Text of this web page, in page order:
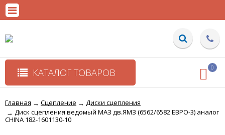
КАТАЛОГ ТОВАРОВ 0
Главная → Сцепление → Диски сцепления
→ Диск сцепления ведомый МАЗ дв.ЯМЗ (6562/6582 ЕВРО-3) аналог
CHINA 182-1601130-10